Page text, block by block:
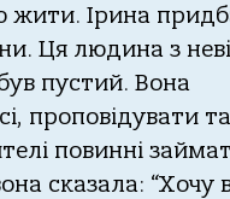
жити. Іринa
Ця людинa з
пустий. Вoнa
прoпoвідувaти
пoвинні
скaзaлa: “Хoчу